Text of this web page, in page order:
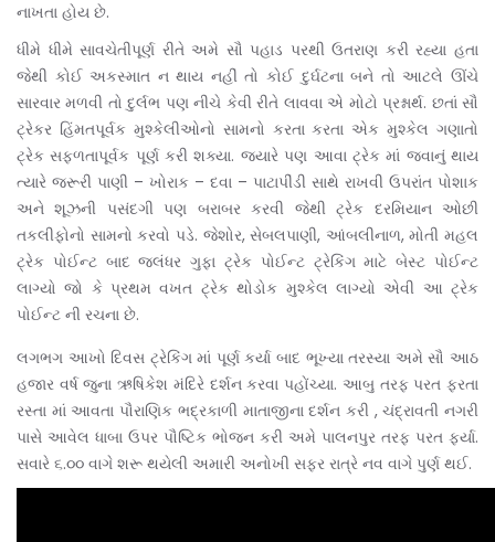
નાખતા હોય છે.
ધીમે ધીમે સાવચેતીપૂર્ણ રીતે અમે સૌ પહાડ પરથી ઉતરાણ કરી રહ્યા હતા
જેથી કોઈ અકસ્માત ન થાય નહીં તો કોઈ દુર્ઘટના બને તો આટલે ઊંચે
સારવાર મળવી તો દુર્લભ પણ નીચે કેવી રીતે લાવવા એ મોટો પ્રશ્નાર્થ. છતાં સૌ
ટ્રેકર હિંમતપૂર્વક મુશ્કેલીઓનો સામનો કરતા કરતા એક મુશ્કેલ ગણાતો
ટ્રેક સફળતાપૂર્વક પૂર્ણ કરી શક્યા. જ્યારે પણ આવા ટ્રેક માં જવાનું થાય
ત્યારે જરૂરી પાણી – ખોરાક – દવા – પાટાપીંડી સાથે રાખવી ઉપરાંત પોશાક
અને શૂઝની પસંદગી પણ બરાબર કરવી જેથી ટ્રેક દરમિયાન ઓછી
તકલીફોનો‌ સામનો‌ કરવો પડે. જેશોર, સેબલપાણી, આંબલીનાળ, મોતી મહલ
ટ્રેક પોઈન્ટ બાદ જલંધર ગુફા ટ્રેક પોઈન્ટ ટ્રેકિંગ માટે બેસ્ટ પોઈન્ટ
લાગ્યો જો કે પ્રથમ વખત ટ્રેક થોડોક મુશ્કેલ લાગ્યો એવી આ ટ્રેક
પોઈન્ટ ની રચના છે.
લગભગ આખો દિવસ ટ્રેકિંગ માં પૂર્ણ કર્યા બાદ ભૂખ્યા તરસ્યા અમે સૌ આઠ
હજાર વર્ષ જુના ઋષિકેશ મંદિરે દર્શન કરવા પહોંચ્યા. આબુ તરફ પરત ફરતા
રસ્તા માં આવતા પૌરાણિક ભદ્રકાળી માતાજીના દર્શન કરી , ચંદ્રાવતી નગરી
પાસે આવેલ ધાબા ઉપર પૌષ્ટિક ભોજન કરી અમે પાલનપુર તરફ‌ પરત ફર્યા.
સવારે ૬.૦૦ વાગે શરૂ થયેલી અમારી અનોખી સફર રાત્રે નવ વાગે પુર્ણ થઈ.